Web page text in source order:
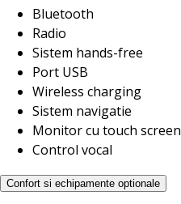
Bluetooth
Radio
Sistem hands-free
Port USB
Wireless charging
Sistem navigatie
Monitor cu touch screen
Control vocal
Confort si echipamente optionale